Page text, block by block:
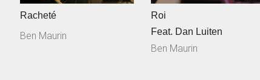
Racheté
Ben Maurin
Roi
Feat. Dan Luiten
Ben Maurin